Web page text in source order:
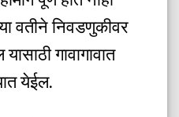
वतीने निवडणुकीवर
गावागावात
येईल.